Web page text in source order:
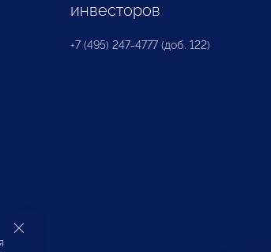
инвесторов
+7 (495) 247-4777 (доб. 122)